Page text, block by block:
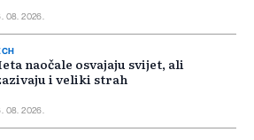
08. 2026.
naočale osvajaju svijet, ali
i veliki strah
08. 2026.